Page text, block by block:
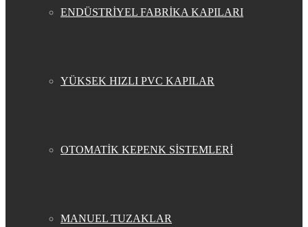
ENDÜSTRİYEL FABRİKA KAPILARI
YÜKSEK HIZLI PVC KAPILAR
OTOMATİK KEPENK SİSTEMLERİ
MANUEL TUZAKLAR